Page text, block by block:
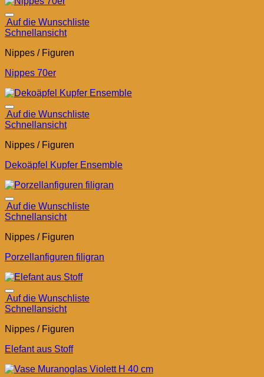
Auf die Wunschliste
Schnellansicht
Nippes / Figuren
Nippes 70er
Auf die Wunschliste
Schnellansicht
Nippes / Figuren
Dekoäpfel Kupfer Ensemble
Auf die Wunschliste
Schnellansicht
Nippes / Figuren
Porzellanfiguren filigran
Auf die Wunschliste
Schnellansicht
Nippes / Figuren
Elefant aus Stoff